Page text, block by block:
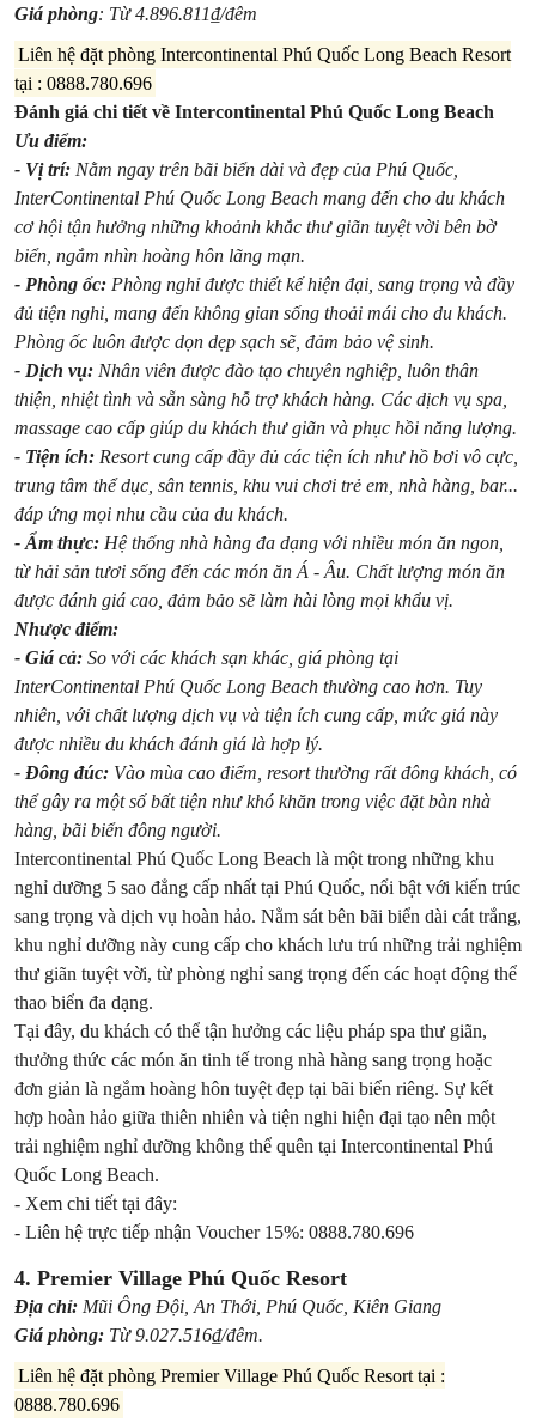
Giá phòng: Từ 4.896.811₫/đêm
Liên hệ đặt phòng Intercontinental Phú Quốc Long Beach Resort
tại : 0888.780.696
Đánh giá chi tiết về Intercontinental Phú Quốc Long Beach
Ưu điểm:
- Vị trí: Nằm ngay trên bãi biển dài và đẹp của Phú Quốc,
InterContinental Phú Quốc Long Beach mang đến cho du khách
cơ hội tận hưởng những khoảnh khắc thư giãn tuyệt vời bên bờ
biển, ngắm nhìn hoàng hôn lãng mạn.
- Phòng ốc: Phòng nghỉ được thiết kế hiện đại, sang trọng và đầy
đủ tiện nghi, mang đến không gian sống thoải mái cho du khách.
Phòng ốc luôn được dọn dẹp sạch sẽ, đảm bảo vệ sinh.
- Dịch vụ: Nhân viên được đào tạo chuyên nghiệp, luôn thân
thiện, nhiệt tình và sẵn sàng hỗ trợ khách hàng. Các dịch vụ spa,
massage cao cấp giúp du khách thư giãn và phục hồi năng lượng.
- Tiện ích: Resort cung cấp đầy đủ các tiện ích như hồ bơi vô cực,
trung tâm thể dục, sân tennis, khu vui chơi trẻ em, nhà hàng, bar...
đáp ứng mọi nhu cầu của du khách.
- Ẩm thực: Hệ thống nhà hàng đa dạng với nhiều món ăn ngon,
từ hải sản tươi sống đến các món ăn Á - Âu. Chất lượng món ăn
được đánh giá cao, đảm bảo sẽ làm hài lòng mọi khẩu vị.
Nhược điểm:
- Giá cả: So với các khách sạn khác, giá phòng tại
InterContinental Phú Quốc Long Beach thường cao hơn. Tuy
nhiên, với chất lượng dịch vụ và tiện ích cung cấp, mức giá này
được nhiều du khách đánh giá là hợp lý.
- Đông đúc: Vào mùa cao điểm, resort thường rất đông khách, có
thể gây ra một số bất tiện như khó khăn trong việc đặt bàn nhà
hàng, bãi biển đông người.
Intercontinental Phú Quốc Long Beach là một trong những khu
nghỉ dưỡng 5 sao đẳng cấp nhất tại Phú Quốc, nổi bật với kiến trúc
sang trọng và dịch vụ hoàn hảo. Nằm sát bên bãi biển dài cát trắng,
khu nghỉ dưỡng này cung cấp cho khách lưu trú những trải nghiệm
thư giãn tuyệt vời, từ phòng nghỉ sang trọng đến các hoạt động thể
thao biển đa dạng.
Tại đây, du khách có thể tận hưởng các liệu pháp spa thư giãn,
thưởng thức các món ăn tinh tế trong nhà hàng sang trọng hoặc
đơn giản là ngắm hoàng hôn tuyệt đẹp tại bãi biển riêng. Sự kết
hợp hoàn hảo giữa thiên nhiên và tiện nghi hiện đại tạo nên một
trải nghiệm nghỉ dưỡng không thể quên tại Intercontinental Phú
Quốc Long Beach.
- Xem chi tiết tại đây:
- Liên hệ trực tiếp nhận Voucher 15%: 0888.780.696
4. Premier Village Phú Quốc Resort
Địa chỉ: Mũi Ông Đội, An Thới, Phú Quốc, Kiên Giang
Giá phòng: Từ 9.027.516₫/đêm.
Liên hệ đặt phòng Premier Village Phú Quốc Resort tại :
0888.780.696